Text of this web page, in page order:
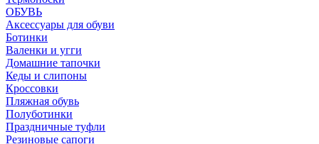
ОБУВЬ
Аксессуары для обуви
Ботинки
Валенки и угги
Домашние тапочки
Кеды и слипоны
Кроссовки
Пляжная обувь
Полуботинки
Праздничные туфли
Резиновые сапоги